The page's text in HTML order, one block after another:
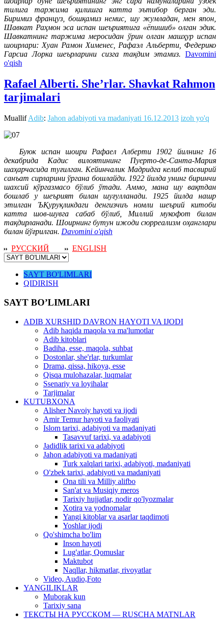
тилига таржима қилишга катта эътибор берган эди.
Биримиз француз, бошқамиз немис, шу жумладан, мен япон,
Шавкат Раҳмон эса испан шеъриятига «ёпишиб» олган эдик.
Шавкатнинг таржима меросидан ўрин олган машҳур испан
шоирлари: Хуан Рамон Хименес, Рафаэл Альберти, Федерико
Гарсиа Лорка шеърларини сизга тақдим этамиз. Davomini
o'qish
Rafael Alberti. She’rlar. Shavkat Rahmon
tarjimalari
MuallifAdib: Jahon adabiyoti va madaniyati 16.12.2013 izoh yo'q
Буюк испан шоири Рафаел Алберти 1902 йилнинг 16
декабрида Кадис вилоятининг Пуерто-де-Санта-Мария
шаҳарчасида туғилган. Кейинчалик Мадридга келиб тасвирий
санъат сирларини ўргана бошлайди. 1922 йилда унинг биринчи
шахсий кўргазмасо бўлиб ўтади. Аммо, мана шу вақтдан
бошлаб у шеърият билан шуғулланади. 1925 йилда нашр
этилган ЪҚуруқликдаги денгизчиъ номли шеърий китоби
катта шов-шувга сабаб бўлиб, Миллий мукофот билан
тақдирланади. Шоирнинг бутун ижоди сюрреализм оҳанглари
билан йўғрилган. Davomini o'qish
РУССКИЙ
ENGLISH
SAYT BO'LIMLARI
QIDIRISH
SAYT BO’LIMLARI
ADIB XURSHID DAVRON HAYOTI VA IJODI
Adib haqida maqola va ma'lumotlar
Adib kitoblari
Badiha, esse, maqola, suhbat
Dostonlar, she'rlar, turkumlar
Drama, qissa, hikoya, esse
Qisqa mulohazalar, luqmalar
Ssenariy va loyihalar
Tarjimalar
KUTUBXONA
Alisher Navoiy hayoti va ijodi
Amir Temur hayoti va faoliyati
Islom tarixi, adabiyoti va madaniyati
Tasavvuf tarixi, va adabiyoti
Jadidlik tarixi va adabiyoti
Jahon adabiyoti va madaniyati
Turk xalqlari tarixi, adabiyoti, madaniyati
O'zbek tarixi, adabiyoti va madaniyati
Ona tili va Milliy alifbo
San'at va Musiqiy meros
Tarixiy hujjatlar, nodir qo'lyozmalar
Xotira va yodnomalar
Yangi kitoblar va asarlar taqdimoti
Yoshlar ijodi
Qo'shimcha bo'lim
Inson hayoti
Lug'atlar, Qomuslar
Maktubot
Naqllar, hikmatlar, rivoyatlar
Video, Audio,Foto
YANGILIKLAR
Muborak kun
Tarixiy sana
ТЕКСТЫ НА РУССКОМ — RUSCHA MATNLAR